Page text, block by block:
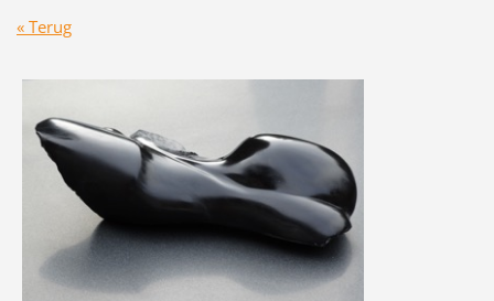
« Terug